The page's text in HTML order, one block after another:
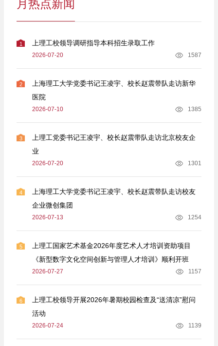
月热点新闻
1 上理工校领导调研指导本科招生录取工作
2026-07-20 1587
2
上海理工大学党委书记王凌宇、校长赵震带队走访新华
医院
2026-07-10 1385
3
上理工党委书记王凌宇、校长赵震带队走访北京校友企
业
2026-07-20 1301
4
上海理工大学党委书记王凌宇、校长赵震带队走访校友
企业微创集团
2026-07-13 1254
5
上理工国家艺术基金2026年度艺术人才培训资助项目
《新型数字文化空间创新与管理人才培训》顺利开班
2026-07-27 1157
6
上理工校领导开展2026年暑期校园检查及“送清凉”慰问
活动
2026-07-24 1139